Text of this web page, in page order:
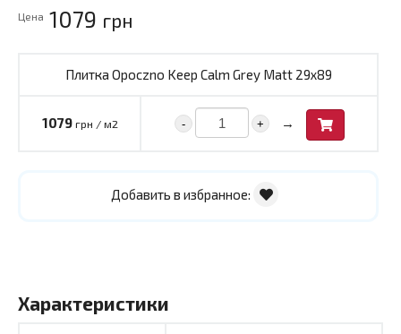
Цена 1079 грн
Плитка Opoczno Keep Calm Grey Matt 29х89
1079 грн / м2 - + →
Добавить в избранное:
Характеристики